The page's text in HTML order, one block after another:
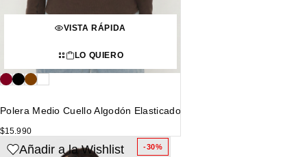
VISTA RÁPIDA
LO QUIERO
Polera Medio Cuello Algodón Elasticado
$15.990
-30%
Añadir a la Wishlist